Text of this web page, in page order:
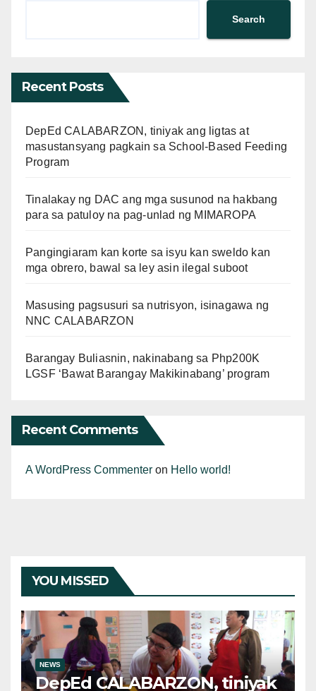
Search
Recent Posts
DepEd CALABARZON, tiniyak ang ligtas at
masustansyang pagkain sa School-Based Feeding
Program
Tinalakay ng DAC ang mga susunod na hakbang
para sa patuloy na pag-unlad ng MIMAROPA
Pangingiaram kan korte sa isyu kan sweldo kan
mga obrero, bawal sa ley asin ilegal suboot
Masusing pagsusuri sa nutrisyon, isinagawa ng
NNC CALABARZON
Barangay Buliasnin, nakinabang sa Php200K
LGSF ‘Bawat Barangay Makikinabang’ program
Recent Comments
A WordPress Commenter on Hello world!
YOU MISSED
NEWS
DepEd CALABARZON, tiniyak